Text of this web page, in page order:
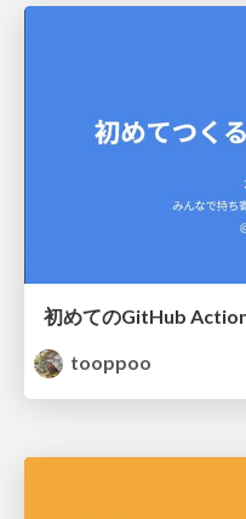
初めてのGitHub
tooppoo